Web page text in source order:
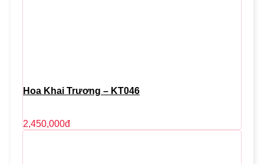
Hoa Khai Trương – KT046
2,450,000đ